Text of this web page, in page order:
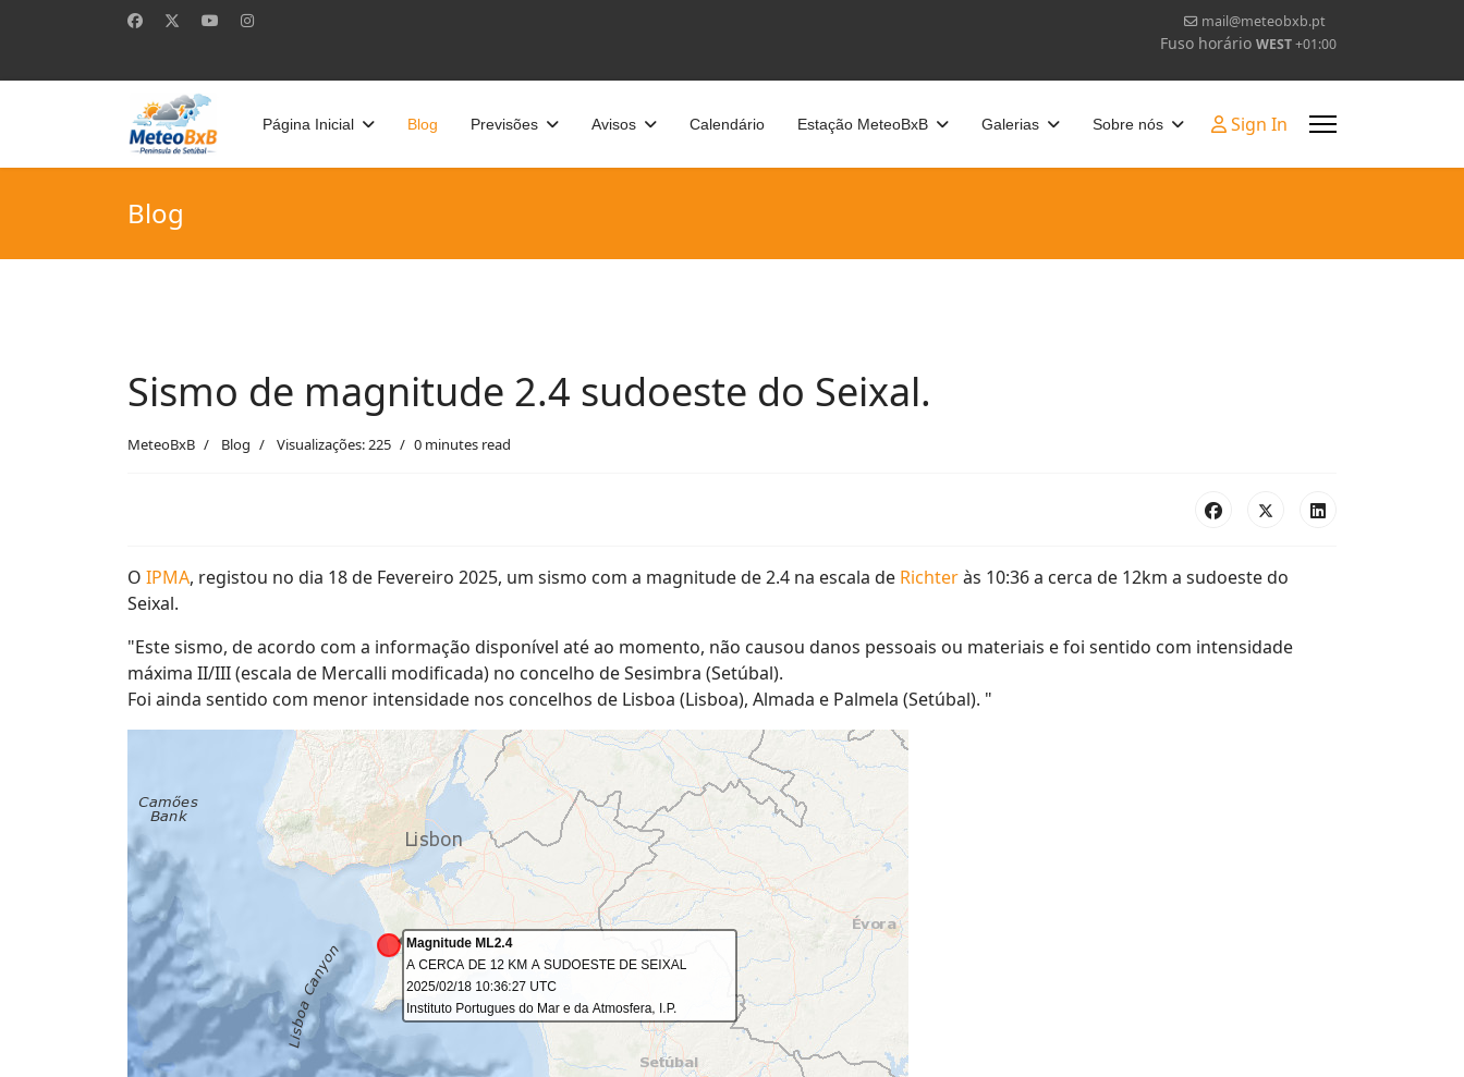
mail@meteobxb.pt
Fuso horário WEST+01:00
Página Inicial Blog Previsões Avisos Calendário Estação MeteoBxB Galerias Sobre nós Sign In
Blog
Sismo de magnitude 2.4 sudoeste do Seixal.
MeteoBxB Blog Visualizações: 225 0 minutes read
O IPMA, registou no dia 18 de Fevereiro 2025, um sismo com a magnitude de 2.4 na escala de Richteràs 10:36 a cerca de 12km a sudoeste do
Seixal.
"Este sismo, de acordo com a informação disponível até ao momento, não causou danos pessoais ou materiais e foi sentido com intensidade
máxima II/III (escala de Mercalli modificada) no concelho de Sesimbra (Setúbal).
Foi ainda sentido com menor intensidade nos concelhos de Lisboa (Lisboa), Almada e Palmela (Setúbal). "